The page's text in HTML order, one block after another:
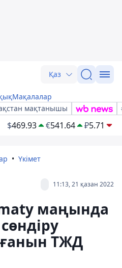
Қаз
Мақалалар
мақтанышы
$469.93 €541.64 ₽5.71
Үкімет
11:13, 21 қазан 2022
маңында
ТЖД